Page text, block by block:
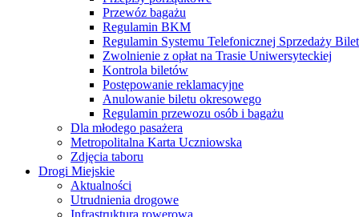
Przewóz bagażu
Regulamin BKM
Regulamin Systemu Telefonicznej Sprzedaży
Zwolnienie z opłat na Trasie Uniwersyteckiej
Kontrola biletów
Postępowanie reklamacyjne
Anulowanie biletu okresowego
Regulamin przewozu osób i bagażu
Dla młodego pasażera
Metropolitalna Karta Uczniowska
Zdjęcia taboru
Drogi Miejskie
Aktualności
Utrudnienia drogowe
Infrastruktura rowerowa